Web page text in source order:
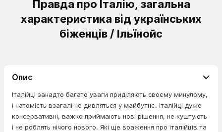
Правда про Італію, загальна
характеристика від українських
біженців / Ільїнойс
Опис
Італійці занадто багато уваги приділяють своєму минулому,
і натомість взагалі не дивляться у майбутнє. Італійці дуже
консервативні, важко приймають нові рішення, не куштують
і не роблять нічого нового. Які ще враження про італійців та